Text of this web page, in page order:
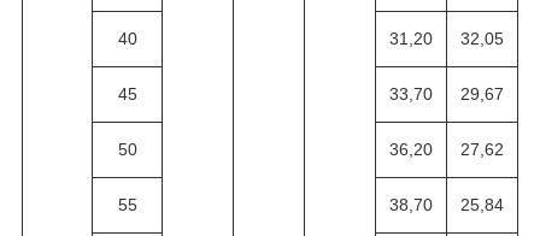
40 31,20 32,05
45 33,70 29,67
50 36,20 27,62
55 38,70 25,84